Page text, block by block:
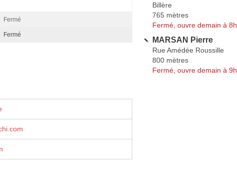
Fermé
Fermé
Billère
765 mètres
Fermé, ouvre demain à 8h
MARSAN Pierre
Rue Amédée Roussille
800 mètres
Fermé, ouvre demain à 9h